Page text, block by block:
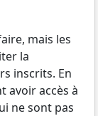
mais les
la
inscrits. En
avoir accès à
ne sont pas